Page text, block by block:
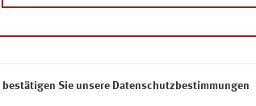
Sie unsere Datenschutzbestimmungen